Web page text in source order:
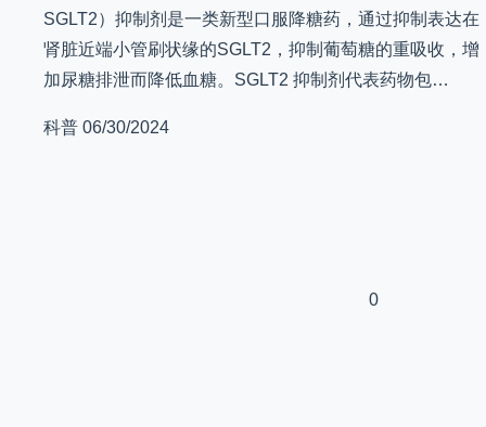
SGLT2）抑制剂是一类新型口服降糖药，通过抑制表达在
肾脏近端小管刷状缘的SGLT2，抑制葡萄糖的重吸收，增
加尿糖排泄而降低血糖。SGLT2 抑制剂代表药物包…
科普 06/30/2024
0